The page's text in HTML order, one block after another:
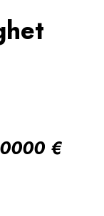
€